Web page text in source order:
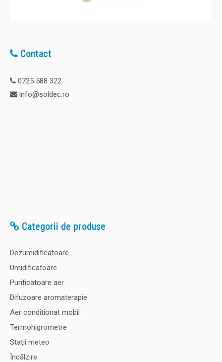
Contact
0725 588 322
info@soldec.ro
Categorii de produse
Dezumidificatoare
Umidificatoare
Purificatoare aer
Difuzoare aromaterapie
Aer conditionat mobil
Termohigrometre
Staţii meteo
Încălzire